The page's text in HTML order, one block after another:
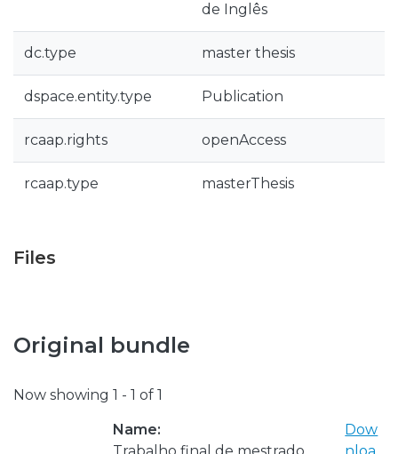
de Inglês
dc.type master thesis
dspace.entity.type Publication
rcaap.rights openAccess
rcaap.type masterThesis
Files
Original bundle
Now showing 1 - 1 of 1
Name:
Dow